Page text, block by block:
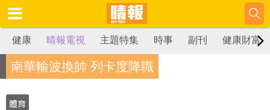
健康 晴報電視 主題特集 時事 副刊 健康財富
南華輸波換帥 列卡度降職
體育